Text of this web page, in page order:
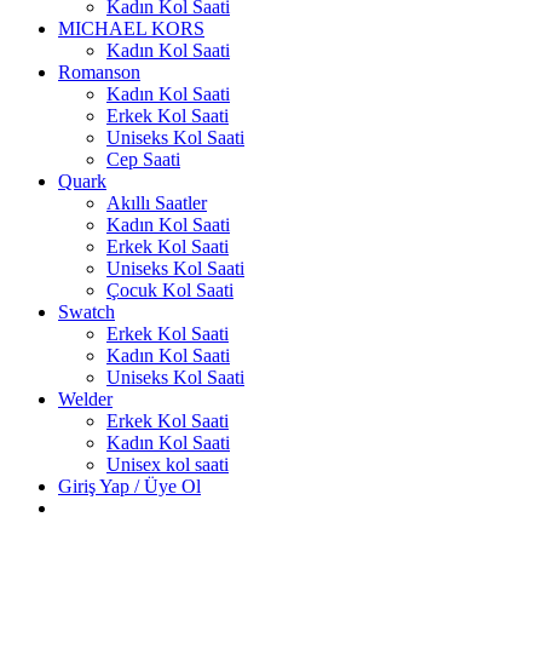
Kadın Kol Saati
MICHAEL KORS
Kadın Kol Saati
Romanson
Kadın Kol Saati
Erkek Kol Saati
Uniseks Kol Saati
Cep Saati
Quark
Akıllı Saatler
Kadın Kol Saati
Erkek Kol Saati
Uniseks Kol Saati
Çocuk Kol Saati
Swatch
Erkek Kol Saati
Kadın Kol Saati
Uniseks Kol Saati
Welder
Erkek Kol Saati
Kadın Kol Saati
Unisex kol saati
Giriş Yap / Üye Ol